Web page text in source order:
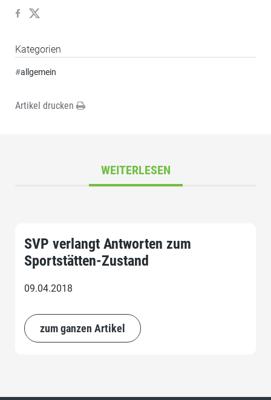
Kategorien
#allgemein
Artikel drucken
WEITERLESEN
SVP verlangt Antworten zum
Sportstätten-Zustand
09.04.2018
zum ganzen Artikel